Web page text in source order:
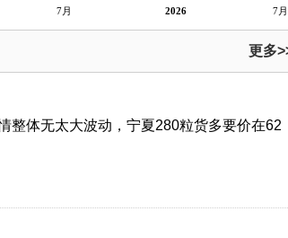
7月 2026 7月
更多
整体无太大波动，宁夏280粒货多要价在62